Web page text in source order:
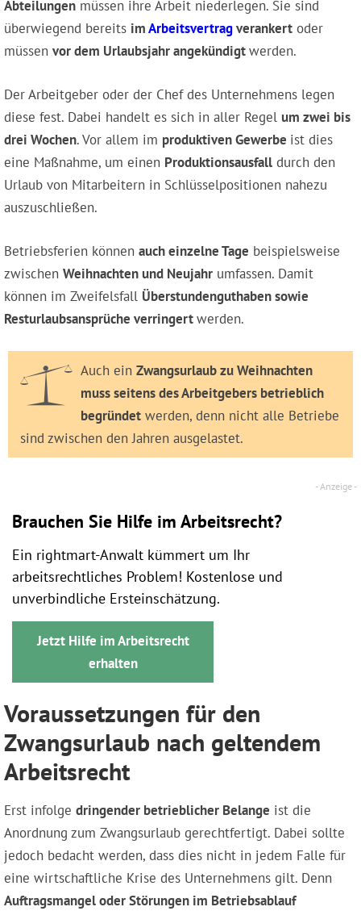
Abteilungen müssen ihre Arbeit niederlegen. Sie sind
überwiegend bereits imArbeitsvertragverankert oder
müssen vor dem Urlaubsjahr angekündigtwerden.
Der Arbeitgeber oder der Chef des Unternehmens legen
diese fest. Dabei handelt es sich in aller Regel um zwei bis
drei Wochen. Vor allem im produktiven Gewerbe ist dies
eine Maßnahme, um einen Produktionsausfall durch den
Urlaub von Mitarbeitern in Schlüsselpositionen nahezu
auszuschließen.
Betriebsferien können auch einzelne Tage beispielsweise
zwischen Weihnachten und Neujahr umfassen. Damit
können im Zweifelsfall Überstundenguthaben sowie
Resturlaubsansprüche verringertwerden.
Auch ein Zwangsurlaub zu Weihnachten
muss seitens des Arbeitgebers betrieblich
begründet werden, denn nicht alle Betriebe
sind zwischen den Jahren ausgelastet.
Brauchen Sie Hilfe im Arbeitsrecht?
Ein rightmart-Anwalt kümmert um Ihr
arbeitsrechtliches Problem! Kostenlose und
unverbindliche Ersteinschätzung.
Jetzt Hilfe im Arbeitsrecht
erhalten
Voraussetzungen für den
Zwangsurlaub nach geltendem
Arbeitsrecht
Erst infolge dringender betrieblicher Belange ist die
Anordnung zum Zwangsurlaub gerechtfertigt. Dabei sollte
jedoch bedacht werden, dass dies nicht in jedem Falle für
eine wirtschaftliche Krise des Unternehmens gilt. Denn
Auftragsmangel oder Störungen im Betriebsablauf